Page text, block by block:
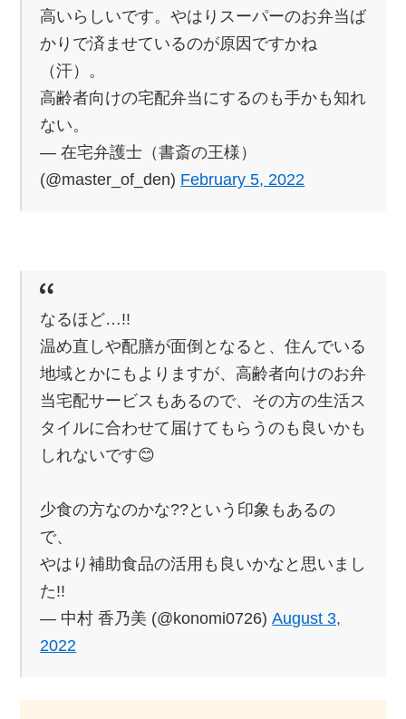
高いらしいです。やはりスーパーのお弁当ば
かりで済ませているのが原因ですかね
（汗）。
高齢者向けの宅配弁当にするのも手かも知れ
ない。
— 在宅弁護士（書斎の王様）
(@master_of_den) February 5, 2022
なるほど…!!
温め直しや配膳が面倒となると、住んでいる
地域とかにもよりますが、高齢者向けのお弁
当宅配サービスもあるので、その方の生活ス
タイルに合わせて届けてもらうのも良いかも
しれないです😊
少食の方なのかな??という印象もあるの
で、
やはり補助食品の活用も良いかなと思いまし
た!!
— 中村 香乃美 (@konomi0726)August 3,
2022